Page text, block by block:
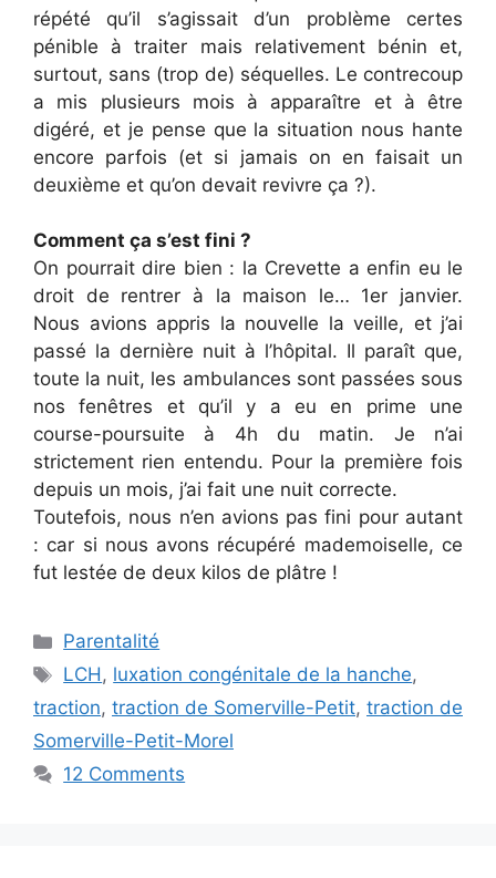
répété qu’il s’agissait d’un problème certes
pénible à traiter mais relativement bénin et,
surtout, sans (trop de) séquelles. Le contrecoup
a mis plusieurs mois à apparaître et à être
digéré, et je pense que la situation nous hante
encore parfois (et si jamais on en faisait un
deuxième et qu’on devait revivre ça ?).
Comment ça s’est fini ?
On pourrait dire bien : la Crevette a enfin eu le
droit de rentrer à la maison le… 1er janvier.
Nous avions appris la nouvelle la veille, et j’ai
passé la dernière nuit à l’hôpital. Il paraît que,
toute la nuit, les ambulances sont passées sous
nos fenêtres et qu’il y a eu en prime une
course-poursuite à 4h du matin. Je n’ai
strictement rien entendu. Pour la première fois
depuis un mois, j’ai fait une nuit correcte.
Toutefois, nous n’en avions pas fini pour autant
: car si nous avons récupéré mademoiselle, ce
fut lestée de deux kilos de plâtre !
Categories
Parentalité
Tags
LCH, luxation congénitale de la hanche,
traction, traction de Somerville-Petit, traction de
Somerville-Petit-Morel
12 Comments